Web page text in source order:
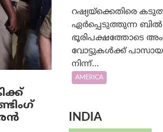
റഷ്യയ്‌ക്കെതിരെ
ഏർപ്പെടുത്തുന്ന
ഭൂരിപക്ഷത്തോടെ
വോട്ടുകൾക്ക് പാസായ
നിന്ന്...
AMERICA
INDIA